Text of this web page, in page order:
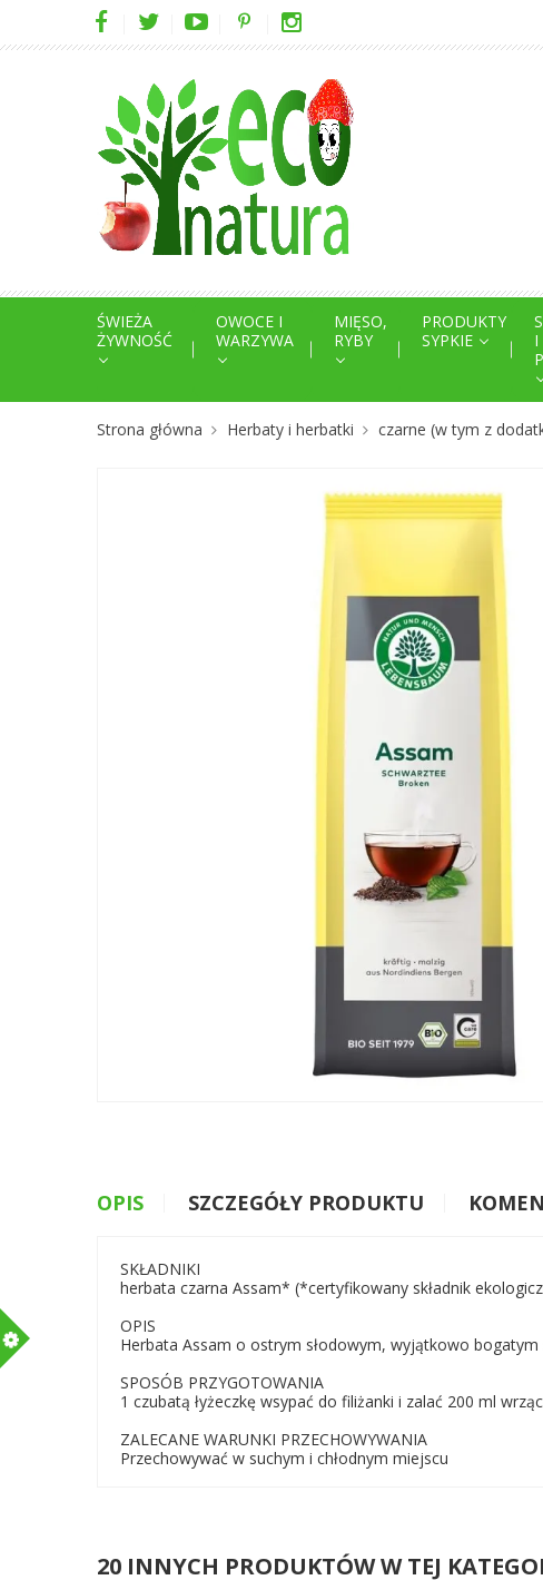
ŚWIEŻA
ŻYWNOŚĆ
OWOCE I
WARZYWA
MIĘSO,
RYBY
PRODUKTY
SYPKIE
I
Strona główna Herbaty i herbatki czarne (w tym z
OPIS SZCZEGÓŁY PRODUKTU
SKŁADNIKI
herbata czarna Assam* (*certyfikowany składnik
OPIS
Herbata Assam o ostrym słodowym, wyjątkowo bogatym
SPOSÓB PRZYGOTOWANIA
1 czubatą łyżeczkę wsypać do filiżanki i zalać 200 ml
ZALECANE WARUNKI PRZECHOWYWANIA
Przechowywać w suchym i chłodnym miejscu
20 INNYCH PRODUKTÓW W TEJ